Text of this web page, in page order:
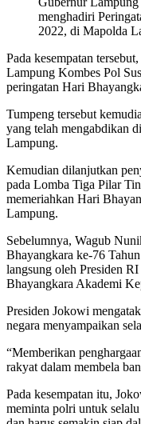
menghadiri
2022, di Mapolda
Pada kesempatan
Lampung Kombes Pol
peringatan Hari
Tumpeng tersebut
yang telah mengabdikan
Lampung.
Kemudian dilanjutkan
pada Lomba Tiga Pilar
memeriahkan Hari
Lampung.
Sebelumnya, Wagub
Bhayangkara ke-76
langsung oleh Presiden
Bhayangkara Akademi
Presiden Jokowi
negara menyampaikan
“Memberikan
rakyat dalam membela
Pada kesempatan itu,
meminta polri untuk